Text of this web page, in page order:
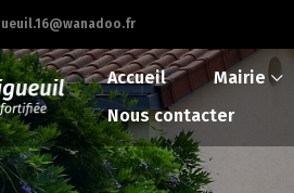
Accueil Mairie
Nous contacter